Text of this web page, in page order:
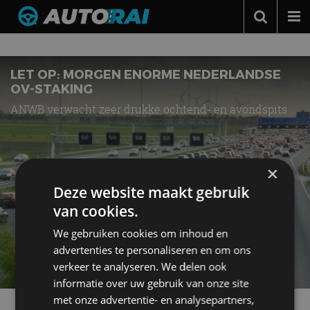
Podcast
Adverteren
Nieuws over
LET OP: MORGEN ENORME NEDERLANDSE
OV-STAKING
ANWB verwacht zeer drukke ochtend- en avondspits
×
Deze website maakt gebruik
van cookies.
We gebruiken cookies om inhoud en
advertenties te personaliseren en om ons
verkeer te analyseren. We delen ook
informatie over uw gebruik van onze site
met onze advertentie- en analysepartners,